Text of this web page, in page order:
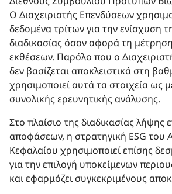
Ο Διαχειριστής Επενδύσεων
δεδομένα τρίτων για την ενίσχυση
διαδικασίας όσον αφορά τη
εκθέσεων. Παρόλο που ο
δεν βασίζεται αποκλειστικά στη
χρησιμοποιεί αυτά τα στοιχεία ως
συνολικής ερευνητικής ανάλυσης.
Στο πλαίσιο της διαδικασίας λήψης
αποφάσεων, η στρατηγική ESG του
Κεφαλαίου χρησιμοποιεί επίσης
για την επιλογή υποκείμενων
και εφαρμόζει συγκεκριμένους